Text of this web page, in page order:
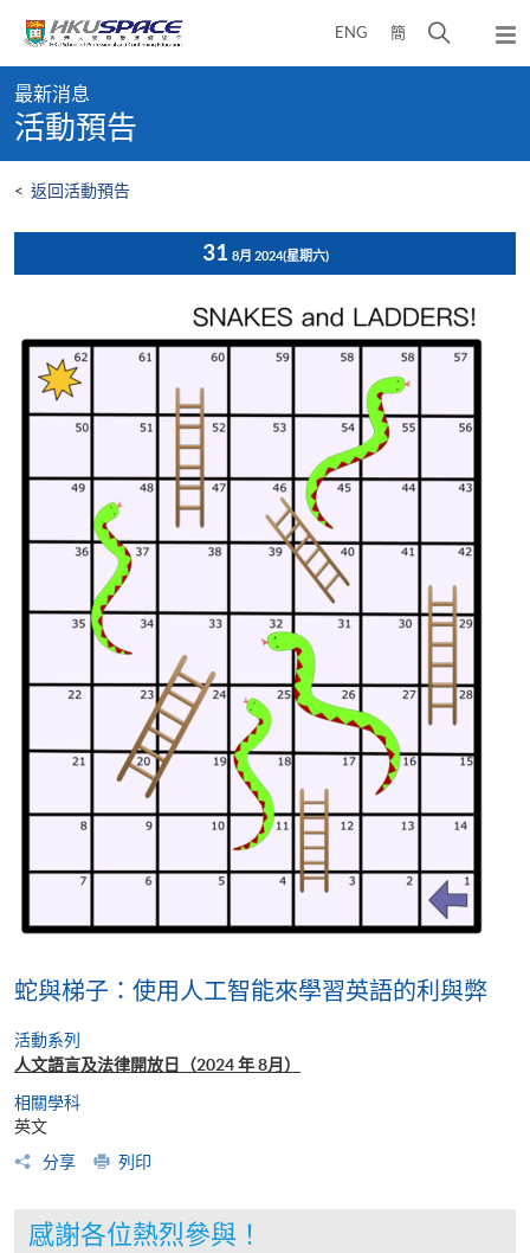
content
ENG 簡
開
彈
出
content
start
最新消息
活動預告
< 返回活動預告
31 8月 2024(星期六)
蛇與梯子：使用人工智能來學習英語的利與弊
活動系列
人文語言及法律開放日（2024 年 8月）
相關學科
英文
分享
列印
感謝各位熱烈參與！